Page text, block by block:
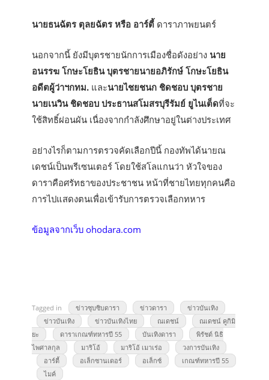
นายธนฉัตร ตุลยฉัตร หรือ อาร์ตี้ ดาราภาพยนตร์
นอกจากนี้ ยังมีบุตรชายนักการเมืองชื่อดังอย่าง นาย
อนรรฆ โกษะโยธิน บุตรชายนายอภิรักษ์ โกษะโยธิน
อดีตผู้ว่าฯกทม. และนายไชยชนก ชิดชอบ บุตรชาย
นายเนวิน ชิดชอบ ประธานสโมสรบุรีรัมย์ ยูไนเต็ดที่จะ
ใช้สิทธิ์ผ่อนผัน เนื่องจากกำลังศึกษาอยู่ในต่างประเทศ
อย่างไรก็ตามการตรวจคัดเลือกปีนี้ กองทัพได้นายณ
เดชน์เป็นพรีเซนเตอร์ โดยใช้สโลแกนว่า หัวใจของ
ดาราคือศรัทธาของประชาชน หน้าที่ชายไทยทุกคนคือ
การไปแสดงตนเพื่อเข้ารับการตรวจเลือกทหาร
ข้อมูลจากเว็บ ohodara.com
Tagged in ข่าวซุบซิบดารา ข่าวดารา
ข่าวบันเทิง
ข่าวบันเทิง
ข่าวบันเทิงไทย ณเดชน์
ณเดชน์ คูกิมิ
ยะ
ดาราเกณฑ์ทหารปี 55 บันเทิงดารา
พิรัชต์ นิธิ
ไพศาลกุล
มาริโอ้ มาริโอ้ เมาเร่อ
วงการบันเทิง
อาร์ตี้
อเล็กซานเดอร์ อเล็กซ์
เกณฑ์ทหารปี 55
ไมค์